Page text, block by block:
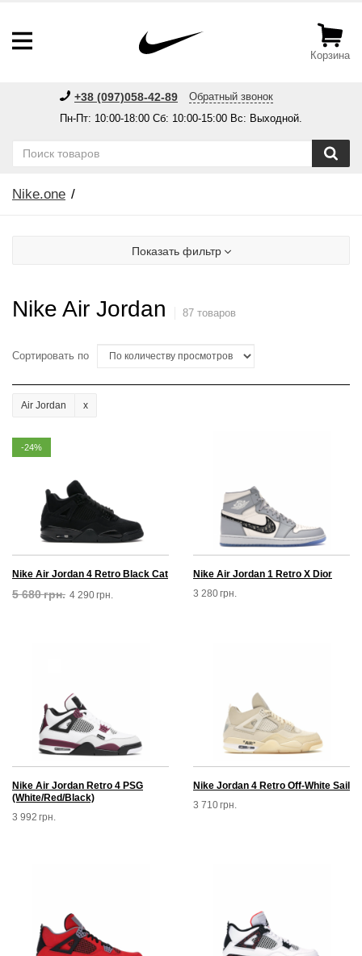
Корзина
+38 (097)058-42-89
Обратный звонок
Пн-Пт: 10:00-18:00 Сб: 10:00-15:00 Вс: Выходной.
Nike.one
Показать фильтр
Nike Air Jordan 87 товаров
Сортировать по
Air Jordan
-24%
Nike Air Jordan 4 Retro Black Cat
5 680грн. 4 290грн.
Nike Air Jordan 1 Retro X Dior
3 280грн.
Nike Air Jordan Retro 4 PSG
(White/Red/Black)
3 992 грн.
Nike Jordan 4 Retro Off-White Sail
3 710грн.